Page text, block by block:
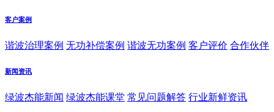
客户案例
谐波治理案例 无功补偿案例 谐波无功案例 客户评价 合作伙伴
新闻资讯
绿波杰能新闻 绿波杰能课堂 常见问题解答 行业新鲜资讯